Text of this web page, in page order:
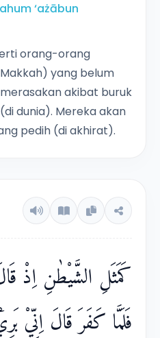
‘ażābun
orang-orang
yang belum
akibat buruk
dunia). Mereka akan
pedih (di akhirat).
كَمَثَلِ الشَّيْطٰنِ اِذْ
فَلَمَّا كَفَرَ قَالَ اِنِّيْ